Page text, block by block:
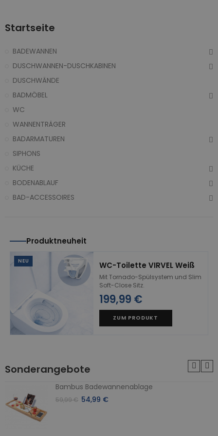
Startseite
BADEWANNEN
DUSCHWANNEN-DUSCHKABINEN
DUSCHWÄNDE
BADMÖBEL
WC
WANNENTRÄGER
BADARMATUREN
SIPHONS
KÜCHE
BODENABLAUF
BAD-ACCESSOIRES
Produktneuheit
NEU WC-Toilette VIRVEL Weiß
Mit Tornado-Spülsystem und Slim
Soft-Close Sitz.
199,99 €
ZUM PRODUKT
Sonderangebote
Bambus Badewannenablage
59,99 € 54,99 €